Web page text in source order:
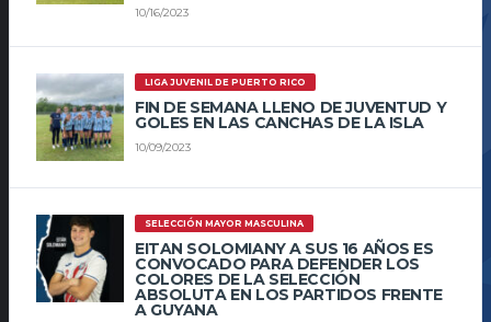
10/16/2023
LIGA JUVENIL DE PUERTO RICO
FIN DE SEMANA LLENO DE JUVENTUD Y
GOLES EN LAS CANCHAS DE LA ISLA
10/09/2023
SELECCIÓN MAYOR MASCULINA
EITAN SOLOMIANY A SUS 16 AÑOS ES
CONVOCADO PARA DEFENDER LOS
COLORES DE LA SELECCIÓN
ABSOLUTA EN LOS PARTIDOS FRENTE
A GUYANA